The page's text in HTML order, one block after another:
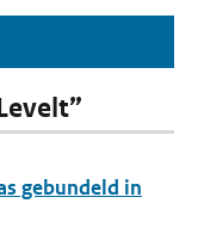
gebundeld in